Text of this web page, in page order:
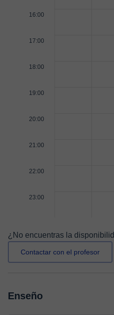
16:00
17:00
18:00
19:00
20:00
21:00
22:00
23:00
¿No encuentras la
Contactar con el profesor
Enseño